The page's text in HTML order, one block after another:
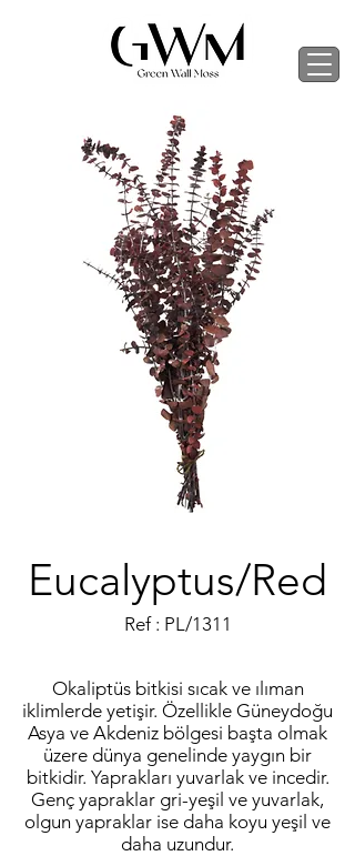
Eucalyptus/Red
Ref : PL/1311
Okaliptüs bitkisi sıcak ve ılıman
iklimlerde yetişir. Özellikle Güneydoğu
Asya ve Akdeniz bölgesi başta olmak
üzere dünya genelinde yaygın bir
bitkidir. Yaprakları yuvarlak ve incedir.
Genç yapraklar gri-yeşil ve yuvarlak,
olgun yapraklar ise daha koyu yeşil ve
daha uzundur.